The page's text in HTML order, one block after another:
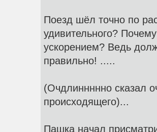
Поезд шёл точно по
удивительного?
ускорением? Ведь
правильно! .....
(Очдлиннннно сказал
происходящего)...
Пашка начал